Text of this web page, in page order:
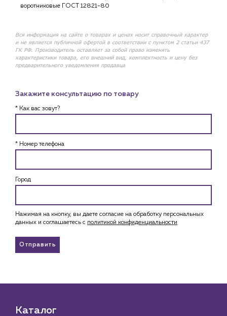
воротниковые ГОСТ 12821-80
Вся информация на сайте о товарах и ценах носит справочный характер
и не является публичной офертой в соответствии с пунктом 2 статьи 437
ГК РФ. Производитель оставляет за собой право изменять
характеристики товара, его внешний вид, комплектность и цену без
предварительного уведомления продавца
Закажите консультацию по товару
* Как вас зовут?
* Номер телефона
Город
Нажимая на кнопку, вы даете согласие на обработку персональных
данных и соглашаетесь c политикой конфиденциальности
Отправить
Каталог